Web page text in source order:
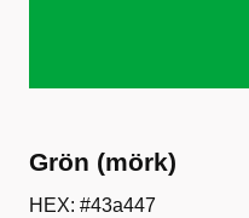
Grön (mörk)
HEX: #43a447